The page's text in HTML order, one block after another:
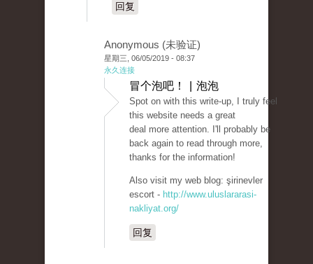
回复
Anonymous (未验证)
星期三, 06/05/2019 - 08:37
永久连接
冒个泡吧！ | 泡泡
Spot on with this write-up, I truly feel
this website needs a great
deal more attention. I'll probably be
back again to read through more,
thanks for the information!
Also visit my web blog: şirinevler
escort - http://www.uluslararasi-
nakliyat.org/
回复